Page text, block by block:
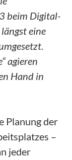
beim Digital-
eine
agieren
Hand in
Planung der
–
jeder